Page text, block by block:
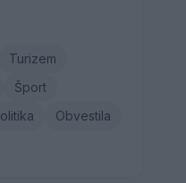
Turizem
Šport
Obvestila